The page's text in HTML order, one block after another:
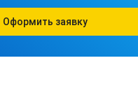
Оформить заявку